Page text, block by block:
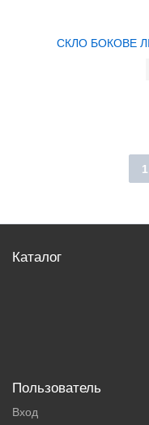
СКЛО БОКОВЕ
1
Каталог
Пользователь
Вход